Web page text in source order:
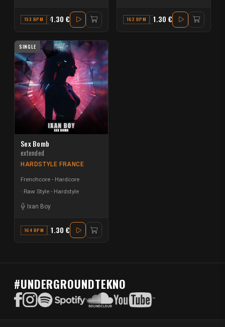
153 BPM G MINOR
1.30 € 162 BPM C# MINOR
1.30 €
SINGLE
Sex Bomb
extended
HARDSTYLE FRANCE
Frenchcore - Hardcore
Raw Style - Hardstyle
Ixan Boy
164 BPM E MINOR
1.30 €
#UNDERGROUNDTEKNO